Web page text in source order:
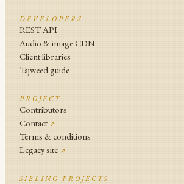
DEVELOPERS
REST API
Audio & image CDN
Client libraries
Tajweed guide
PROJECT
Contributors
Contact ↗
Terms & conditions
Legacy site ↗
SIBLING PROJECTS